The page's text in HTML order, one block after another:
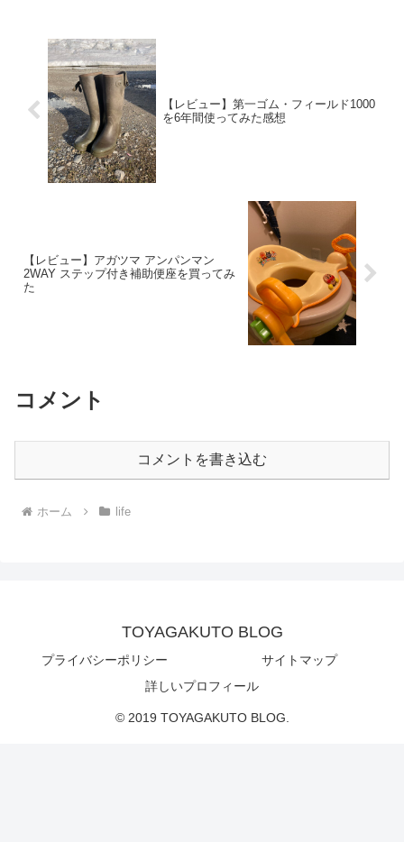
【レビュー】第一ゴム・フィールド1000
を6年間使ってみた感想
【レビュー】アガツマ アンパンマン
2WAY ステップ付き補助便座を買ってみ
た
コメント
コメントを書き込む
ホーム life
TOYAGAKUTO BLOG
プライバシーポリシー
サイトマップ
詳しいプロフィール
© 2019 TOYAGAKUTO BLOG.